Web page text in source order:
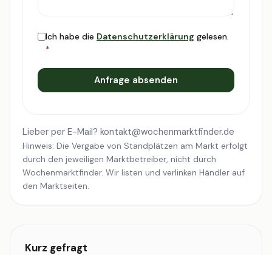
Ich habe die Datenschutzerklärung gelesen.
*
Anfrage absenden
Lieber per E-Mail? kontakt@wochenmarktfinder.de
Hinweis: Die Vergabe von Standplätzen am Markt erfolgt
durch den jeweiligen Marktbetreiber, nicht durch
Wochenmarktfinder. Wir listen und verlinken Händler auf
den Marktseiten.
Kurz gefragt